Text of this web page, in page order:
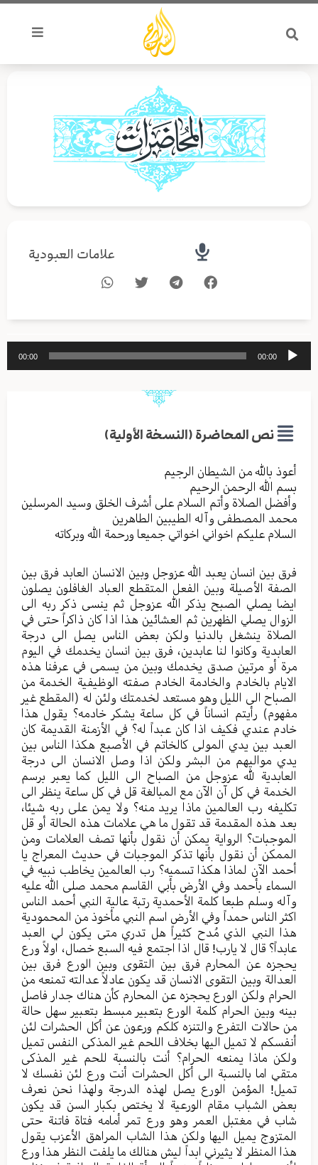
تخطي
المحتوى
علامات العبودية
مشغل
الصوت
00:00
00:00
نص المحاضرة (النسخة الأولية)
أعوذ بالله من الشیطان الرجیم
بسم الله الرحمن الرحیم
وأفضل الصلاة وأتم السلام علی أشرف الخلق وسید المرسلین
محمد المصطفی وآله الطیبین الطاهرین
السلام علیکم اخواني اخواتي جمیعا ورحمة الله وبرکاته
فرق بین انسان یعبد الله عزوجل وبین الانسان العابد فرق بین
الصفة الأصیلة وبین الفعل المتقطع العباد الغافلون یصلون
ایضا یصلي الصبح یذکر الله عزوجل ثم ینسی ذکر ربه الی
الزوال یصلي الظهرین ثم العشائین هذا اذا کان ذاکراً حتی في
الصلاة ینشغل بالدنیا ولکن بعض الناس یصل الی درجة
العابدیة وکانوا لنا عابدین، فرق بین انسان یخدمك في الیوم
مرة أو مرتین صدق یخدمك وبین من یسمی في عرفنا هذه
الایام بالخادم والخادمة الخادم صفته الوظیفیة الخدمة من
الصباح الی اللیل وهو مستعد لخدمتك ولئن له (المقطع غیر
مفهوم) رأيتم انساناً في کل ساعة یشکر خادمه؟ یقول هذا
خادم عندي فکیف اذا کان عبداً له؟ في الأزمنة القدیمة کان
العبد بین یدي المولی کالخاتم في الأصبع هکذا الناس بین
یدي موالیهم من البشر ولکن اذا وصل الانسان الی درجة
العابدیة لله عزوجل من الصباح الی اللیل کما یعبر برسم
الخدمة في کل آن الآن مع المبالغة قل في کل ساعة ینظر الی
تکلیفه رب العالمین ماذا یرید منه؟ ولا یمن علی ربه شيئا،
بعد هذه المقدمة قد تقول ما هي علامات هذه الحالة أو قل
الموجبات؟ الروایة یمکن أن نقول بأنها تصف العلامات ومن
الممکن أن نقول بأنها تذکر الموجبات في حدیث المعراج یا
أحمد الآن لماذا هکذا تسمیه؟ رب العالمین یخاطب نبیه في
السماء بأحمد وفي الأرض بأبي القاسم محمد صلی الله علیه
وآله وسلم طبعا کلمة الأحمدیة رتبة عالیة النبي أحمد الناس
اکثر الناس حمداً وفي الأرض اسم النبي مأخوذ من المحمودیة
هذا النبي الذي مُدح کثیراً هل تدري متی یکون لي العبد
عابداً؟ قال لا یارب! قال اذا اجتمع فیه السبع خصال، اولاً ورع
یحجزه عن المحارم فرق بین التقوی وبین الورع فرق بین
العدالة وبین التقوی الانسان قد یکون عادلاً عدالته تمنعه من
الحرام ولکن الورع یحجزه عن المحارم کأن هناك جدار فاصل
بینه وبین الحرام کلمة الورع بتعبیر مبسط بتعبیر سهل حالة
من حالات التفرع والتنزه کلكم ورعون عن أکل الحشرات لئن
أنفسکم لا تمیل الیها بخلاف اللحم غیر المذکی النفس تمیل
ولکن ماذا یمنعه الحرام؟ أنت بالنسبة للحم غیر المذکی
متقي اما بالنسبة الی أکل الحشرات أنت ورع لئن نفسك لا
تمیل! المؤمن الورع یصل لهذه الدرجة ولهذا نحن نعرف
بعض الشباب مقام الورعیة لا یختص بکبار السن قد یکون
شاب في مغتبل العمر وهو ورع تمر أمامه فتاة فاتنة حتی
المتزوج یمیل الیها ولکن هذا الشاب المراهق الأعزب یقول
هذا المنظر لا یثیرني ابداً لیش هنالك ما یلفت النظر هذا ورع